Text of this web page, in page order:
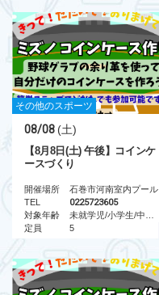
その他のスポーツ
08/08 (土)
【8月8日(土) 午後】コインケ
ースづくり
開催場所
石巻市河南室内プール
TEL
0225723605
対象年齢
定員
5